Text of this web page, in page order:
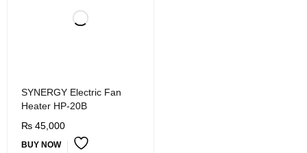
SYNERGY Electric Fan
Heater HP-20B
₨ 45,000
BUY NOW